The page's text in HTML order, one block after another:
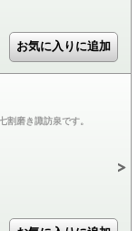
割磨き諏訪泉です。